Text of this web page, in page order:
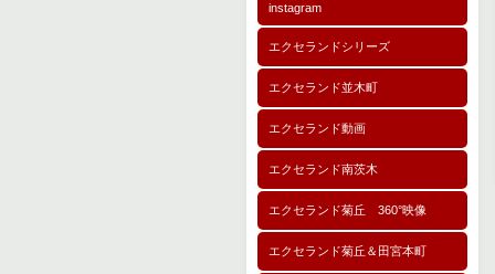
instagram
エクセランドシリーズ
エクセランド並木町
エクセランド動画
エクセランド南茨木
エクセランド菊丘 360°映像
エクセランド菊丘＆田宮本町